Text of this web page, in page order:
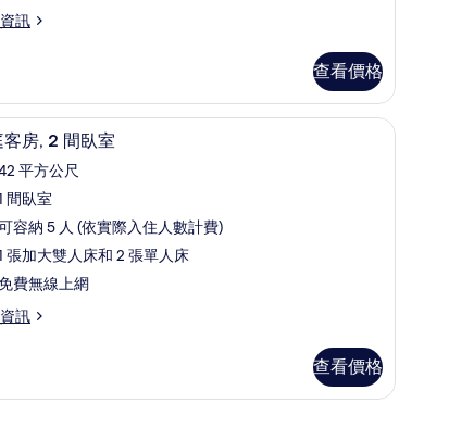
訊
查看價格
家庭客房, 2 間臥室 | 迷你吧、書桌、隔音、熨
客房, 2 間臥室
平方公尺
間臥室
容納 5 人 (依實際入住人數計費)
張加大雙人床和 2 張單人床
費無線上網
訊
查看價格